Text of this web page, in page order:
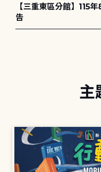
【三重東區分館】115
告
主